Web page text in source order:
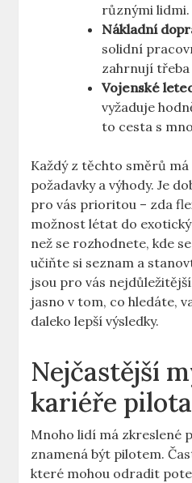
různými ‍lidmi.
Nákladní
solidní
zahrnují
Vojenské
vyžaduje
to cesta s
Každý z⁤ těchto směrů ⁤má
požadavky a výhody. Je
pro vás prioritou – zda
možnost létat ⁤do
než⁣ se rozhodnete, ⁢kde
učiňte si seznam‍ a‌
jsou pro vás
jasno v tom, co hledáte,
daleko lepší výsledky.
Nejčastější
kariéře pilota
Mnoho lidí⁤ má zkreslené
znamená být ⁢pilotem.
které mohou odradit